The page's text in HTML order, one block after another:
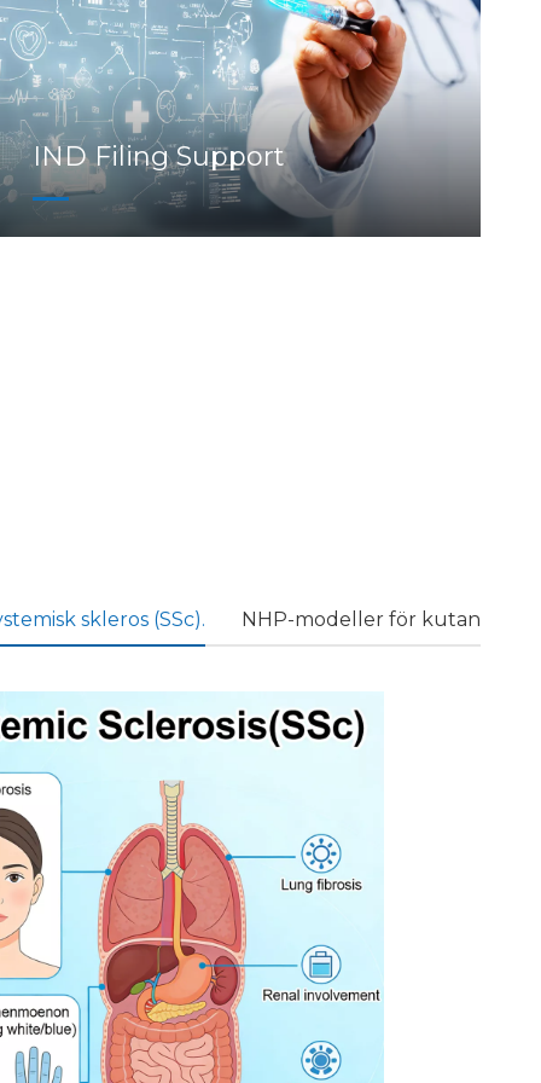
IND Filing Support
skleros (SSc). NHP-modeller för kutan
För
sjukd
omar
som
multi